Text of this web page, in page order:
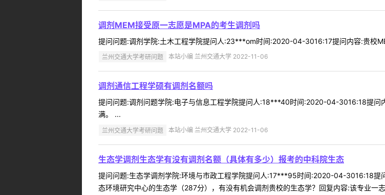
调剂MEM接受原一志愿是MPA的考生调剂吗
提问问题:调剂学院:土木工程学院提问人:23***om时间:2020-04-3016:17提问内容:贵校
兰州交通大学考研问题 本站小编 兰州交通大学 2022-11-06
调剂通信工程学硕有调剂名额吗
提问问题:调剂问题学院:电子与信息工程学院提问人:18***40时间:2020-04-3016:18提问
满。 ...
兰州交通大学考研问题 本站小编 兰州交通大学 2022-11-06
生态学调剂生态学有没有调剂名额（具体有多少）报考的中科院生态
提问问题:生态学调剂学院:环境与市政工程学院提问人:17***95时间:2020-04-3016:18提
态环境研究中心的生态学（287分），有没有机会调剂贵校的生态学？回复内容:该专业一